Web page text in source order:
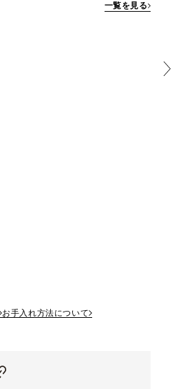
一覧を見る
お手入れ方法について